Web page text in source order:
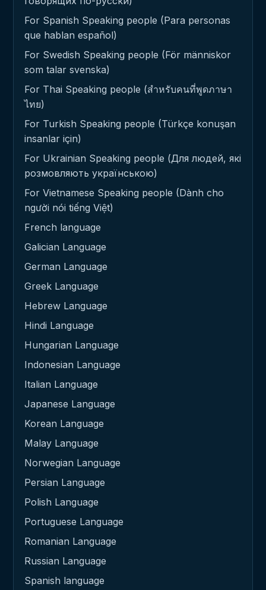
For Spanish Speaking people (Para personas
que hablan español)
For Swedish Speaking people (För människor
som talar svenska)
For Thai Speaking people (สำหรับคนที่พูดภาษา
ไทย)
For Turkish Speaking people (Türkçe konuşan
insanlar için)
For Ukrainian Speaking people (Для людей, які
розмовляють українською)
For Vietnamese Speaking people (Dành cho
người nói tiếng Việt)
French language
Galician Language
German Language
Greek Language
Hebrew Language
Hindi Language
Hungarian Language
Indonesian Language
Italian Language
Japanese Language
Korean Language
Malay Language
Norwegian Language
Persian Language
Polish Language
Portuguese Language
Romanian Language
Russian Language
Spanish language